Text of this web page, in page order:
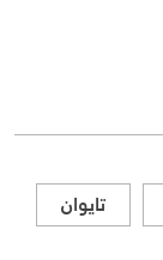
تايوان